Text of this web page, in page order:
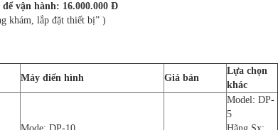
vận hành: 16.000.000 Đ
khám, lắp đặt thiết bị” )
Máy điển hình Giá bán
Lựa chọn
khác
Model: DP-
5